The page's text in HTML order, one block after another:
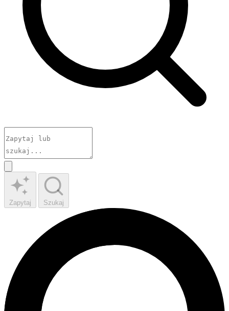
Zapytaj Szukaj